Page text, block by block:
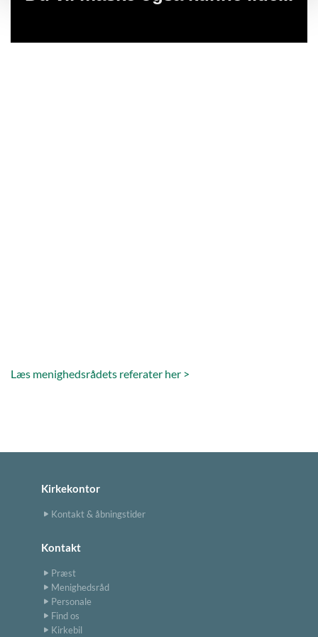
Læs menighedsrådets referater her >
Kirkekontor
Kontakt & åbningstider
Kontakt
Præst
Menighedsråd
Personale
Find os
Kirkebil